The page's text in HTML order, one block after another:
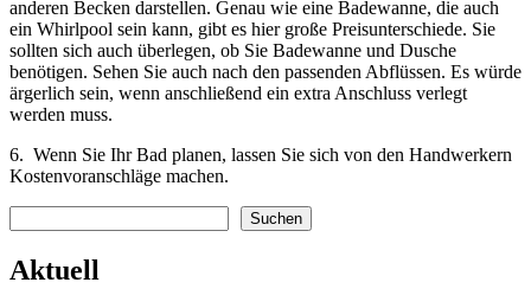
anderen Becken darstellen. Genau wie eine Badewanne, die auch
ein Whirlpool sein kann, gibt es hier große Preisunterschiede. Sie
sollten sich auch überlegen, ob Sie Badewanne und Dusche
benötigen. Sehen Sie auch nach den passenden Abflüssen. Es würde
ärgerlich sein, wenn anschließend ein extra Anschluss verlegt
werden muss.
6. Wenn Sie Ihr Bad planen, lassen Sie sich von den Handwerkern
Kostenvoranschläge machen.
Suchen
Aktuell